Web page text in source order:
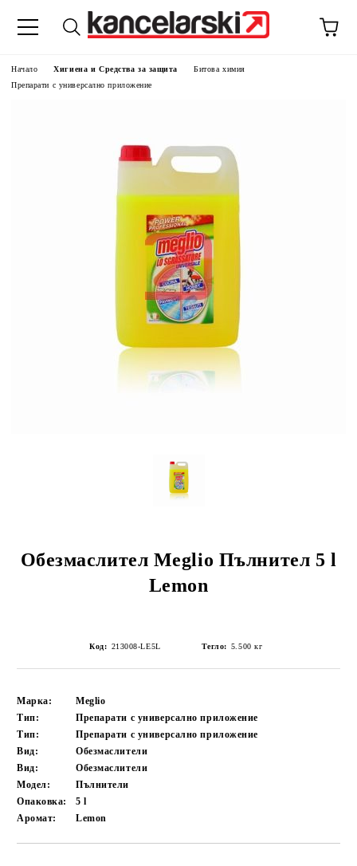
Начало Хигиена и Средства за защита
Битова химия
Препарати с универсално приложение
Обезмаслител Meglio Пълнител 5 l
Lemon
Код: 213008-LE5L Тегло: 5.500 кг
Марка:
Meglio
Тип:
Препарати с универсално приложение
Тип:
Препарати с универсално приложение
Вид:
Обезмаслители
Вид:
Обезмаслители
Модел:
Пълнители
Опаковка:
5 l
Аромат:
Lemon